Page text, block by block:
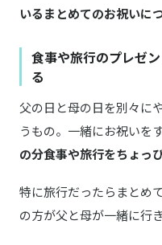
いるまとめてのお祝いに
食事や旅行のプレゼ
る
父の日と母の日を別々に
うもの。一緒にお祝いを
の分食事や旅行をちょっ
特に旅行だったらまとめ
の方が父と母が一緒に行